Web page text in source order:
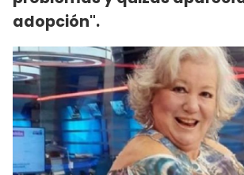
adopción".